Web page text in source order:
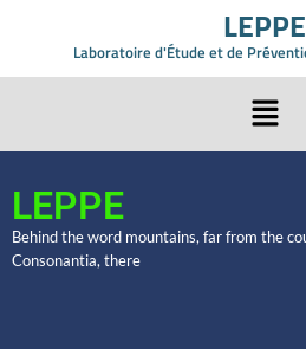
LEPPE
Laboratoire d'Étude et de
LEPPE
Behind the word mountains, far from the
Consonantia, there